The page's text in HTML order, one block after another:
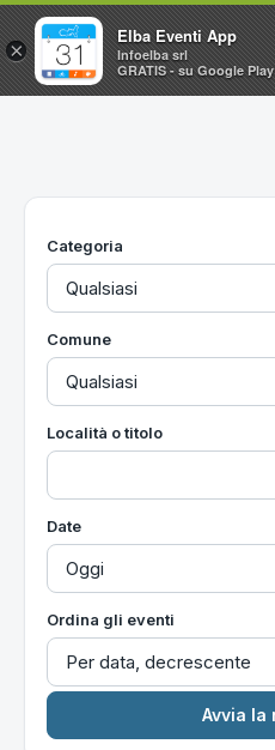
Home
Utilità
Categoria
Comune
Località o titolo
Date
Ordina gli eventi
×
Elba Eventi App
Infoelba srl
GRATIS - su Google Play